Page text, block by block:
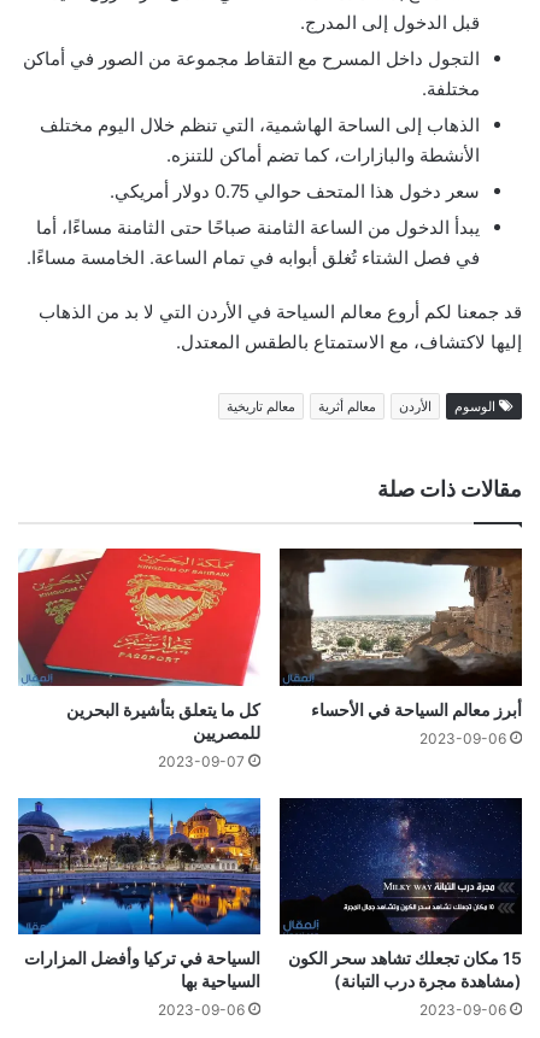
قبل الدخول إلى المدرج.
التجول داخل المسرح مع التقاط مجموعة من الصور في أماكن
مختلفة.
الذهاب إلى الساحة الهاشمية، التي تنظم خلال اليوم مختلف
الأنشطة والبازارات، كما تضم أماكن للتنزه.
سعر دخول هذا المتحف حوالي 0.75 دولار أمريكي.
يبدأ الدخول من الساعة الثامنة صباحًا حتى الثامنة مساءًا، أما
في فصل الشتاء تُغلق أبوابه في تمام الساعة. الخامسة مساءًا.
قد جمعنا لكم أروع معالم السياحة في الأردن التي لا بد من الذهاب
إليها لاكتشاف، مع الاستمتاع بالطقس المعتدل.
الوسوم الأردن معالم أثرية معالم تاريخية
مقالات ذات صلة
أبرز معالم السياحة في الأحساء
2023-09-06
كل ما يتعلق بتأشيرة البحرين
للمصريين
2023-09-07
15 مكان تجعلك تشاهد سحر الكون
(مشاهدة مجرة درب التبانة)
2023-09-06
السياحة في تركيا وأفضل المزارات
السياحية بها
2023-09-06